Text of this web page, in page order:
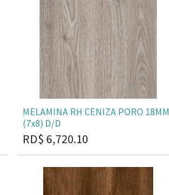
MELAMINA RH CENIZA PORO 18MM
(7x8) D/D
RD$ 6,720.10